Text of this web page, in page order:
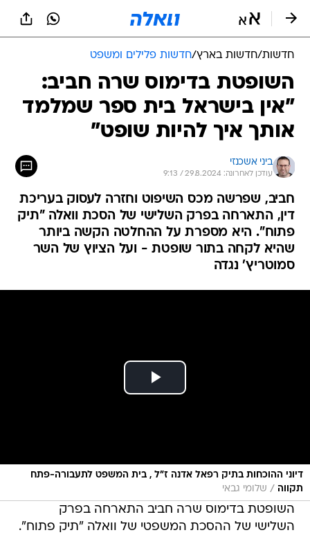
חדשות/חדשות בארץ/חדשות פלילים ומשפט
השופטת בדימוס שרה חביב:
"אין בישראל בית ספר שמלמד
אותך איך להיות שופט"
ביני אשכנזי
עודכן לאחרונה: 29.8.2024 / 9:13
חביב, שפרשה מכס השיפוט וחזרה לעסוק בעריכת
דין, התארחה בפרק השלישי של הסכת וואלה "תיק
פתוח". היא מספרת על ההחלטה הקשה ביותר
שהיא לקחה בתור שופטת - ועל הציוץ של השר
סמוטריץ' נגדה
דיוני ההוכחות בתיק רפאל אדנה ז"ל , בית המשפט לתעבורה-פתח
תקווה / שלומי גבאי
השופטת בדימוס שרה חביב התארחה בפרק
השלישי של ההסכת המשפטי של וואלה "תיק פתוח".